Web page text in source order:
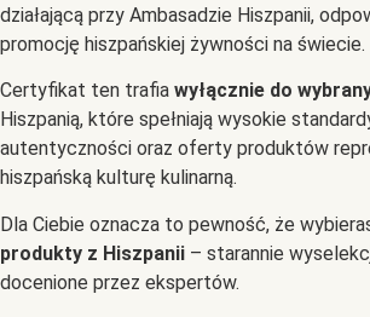
działającą przy Ambasadzie Hiszpanii,
promocję hiszpańskiej żywności na świecie.
Certyfikat ten trafia wyłącznie do
Hiszpanią, które spełniają wysokie
autentyczności oraz oferty produktów
hiszpańską kulturę kulinarną.
Dla Ciebie oznacza to pewność, że
produkty z Hiszpanii – starannie
docenione przez ekspertów.